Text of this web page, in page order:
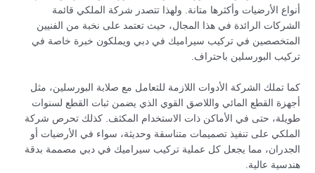
أنواع الأرضيات وأكثرها متانة. ولهذا تتصدر شركة الملكي قائمة
الشركات الرائدة في هذا المجال، حيث تعتمد على نخبة من الفنيين
المتخصصين في تركيب سيراميك في دبي ويملكون خبرة خاصة في
تركيب البورسلين باحتراف.
كما تملك الشركة الأدوات اللازمة للتعامل مع صلابة البورسلين، مثل
أجهزة القطع المائي واللاصق القوي الذي يضمن ثبات القطع لسنوات
طويلة، حتى في الأماكن ذات الاستخدام المكثف. كذلك تحرص شركة
الملكي على تنفيذ تصميمات متناسقة وحديثة، سواء في الأرضيات أو
الجدران، مما يجعل كل عملية تركيب سيراميك في دبي مصممة بدقة
هندسية عالية.